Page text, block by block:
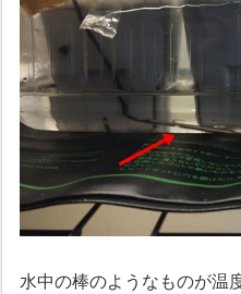
水中の棒のようなものが温